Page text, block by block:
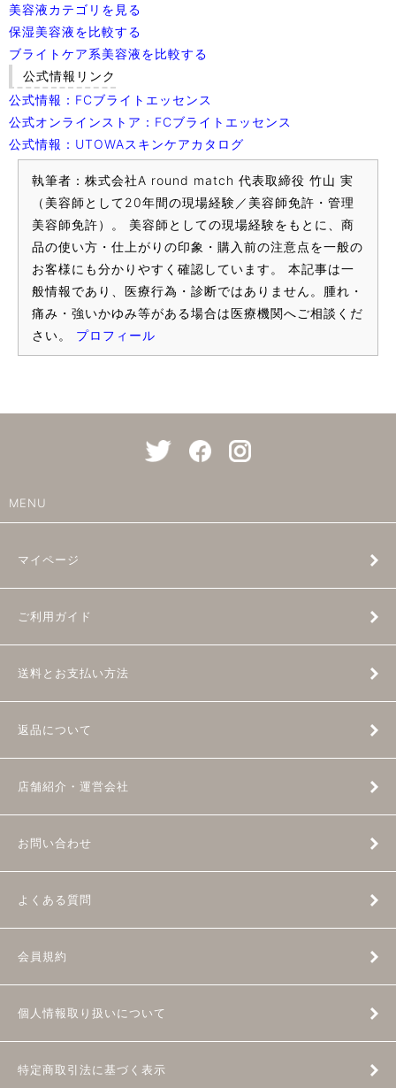
美容液カテゴリを見る
保湿美容液を比較する
ブライトケア系美容液を比較する
公式情報リンク
公式情報：FCブライトエッセンス
公式オンラインストア：FCブライトエッセンス
公式情報：UTOWAスキンケアカタログ
執筆者：株式会社A round match 代表取締役 竹山 実
（美容師として20年間の現場経験／美容師免許・管理
美容師免許）。 美容師としての現場経験をもとに、商
品の使い方・仕上がりの印象・購入前の注意点を一般の
お客様にも分かりやすく確認しています。 本記事は一
般情報であり、医療行為・診断ではありません。腫れ・
痛み・強いかゆみ等がある場合は医療機関へご相談くだ
さい。 プロフィール
MENU
マイページ
ご利用ガイド
送料とお支払い方法
返品について
店舗紹介・運営会社
お問い合わせ
よくある質問
会員規約
個人情報取り扱いについて
特定商取引法に基づく表示